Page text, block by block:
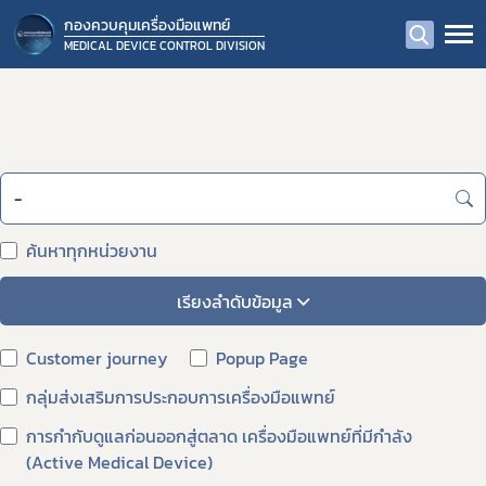
กองควบคุมเครื่องมือแพทย์
MEDICAL DEVICE CONTROL DIVISION
ค้นหาทุกหน่วยงาน
เรียงลำดับข้อมูล
Customer journey
Popup Page
กลุ่มส่งเสริมการประกอบการเครื่องมือแพทย์
การกำกับดูแลก่อนออกสู่ตลาด เครื่องมือแพทย์ที่มีกำลัง
(Active Medical Device)